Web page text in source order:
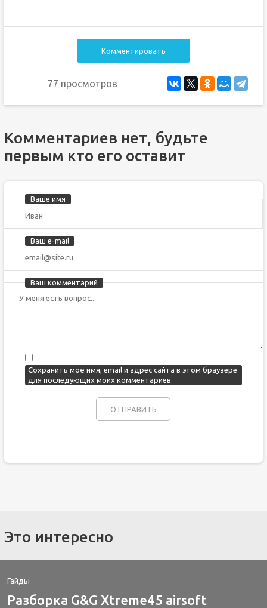
Комментировать
77 просмотров
Комментариев нет, будьте
первым кто его оставит
Ваше имя
Ваш e-mail
Ваш комментарий
Сохранить моё имя, email и адрес сайта в этом браузере
для последующих моих комментариев.
Это интересно
Гайды
Разборка G&G Xtreme45 airsoft